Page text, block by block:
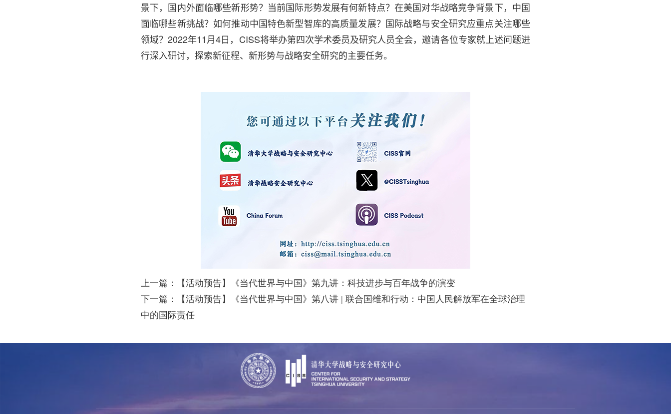
景下，国内外面临哪些新形势？当前国际形势发展有何新特点？在美国对华战略竞争背景下，中国
面临哪些新挑战？如何推动中国特色新型智库的高质量发展？国际战略与安全研究应重点关注哪些
领域？2022年11月4日，CISS将举办第四次学术委员及研究人员全会，邀请各位专家就上述问题进
行深入研讨，探索新征程、新形势与战略安全研究的主要任务。
上一篇：【活动预告】《当代世界与中国》第九讲：科技进步与百年战争的演变
下一篇：【活动预告】《当代世界与中国》第八讲 | 联合国维和行动：中国人民解放军在全球治理
中的国际责任